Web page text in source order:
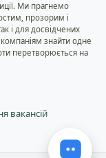
Ми прагнемо
прозорим і
і для досвідчених
знайти одне
перетворюється на
вакансій